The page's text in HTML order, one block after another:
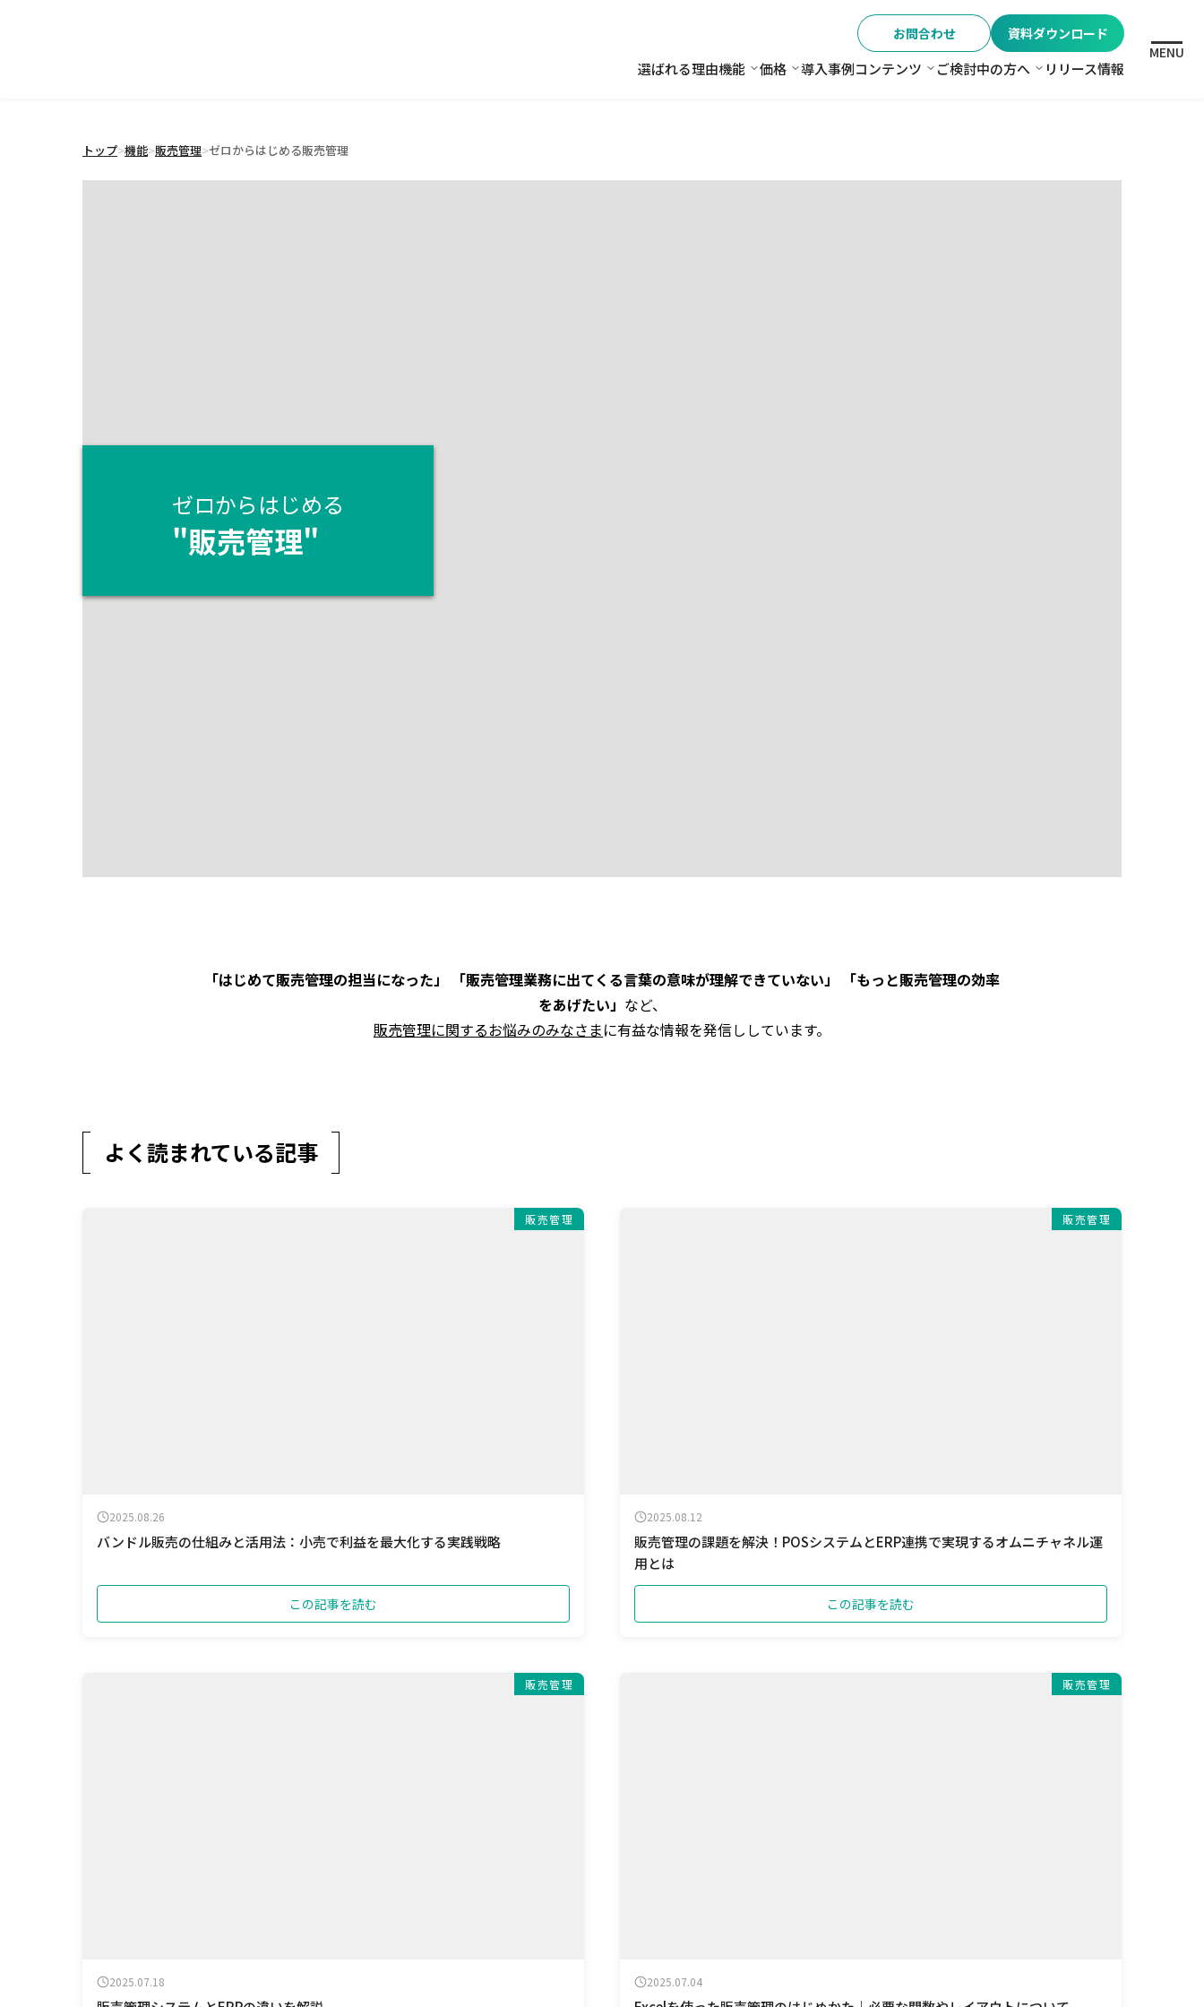
お問合わせ 資料ダウンロード
選ばれる理由機能 機能
価格 価格
導入事例コンテンツ コンテンツ
ご検討中の方へ ご検討中の方へ
リリース情報
MENU
トップ>機能>販売管理>ゼロからはじめる販売管理
ゼロからはじめる
"販売管理"
「はじめて販売管理の担当になった」 「販売管理業務に出てくる言葉の意味が理解できていない」 「もっと販売管理の効率
をあげたい」 など、
販売管理に関するお悩みのみなさまに有益な情報を発信ししています。
よく読まれている記事
販売管理
2025.08.26
バンドル販売の仕組みと活用法：小売で利益を最大化する実践戦略
この記事を読む
販売管理
2025.08.12
販売管理の課題を解決！POSシステムとERP連携で実現するオムニチャネル運
用とは
この記事を読む
販売管理
2025.07.18
販売管理
2025.07.04